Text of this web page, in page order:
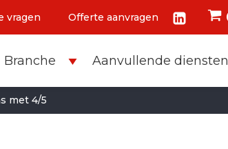
vragen Offerte aanvragen
Branche Aanvullende diensten
met 4/5